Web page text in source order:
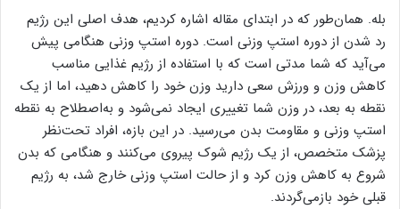
بله. همان‌طور که در ابتدای مقاله اشاره کردیم، هدف اصلی این رژیم
رد شدن از دوره استپ وزنی است. دوره استپ وزنی هنگامی پیش
می‌آید که شما مدتی است که با استفاده از رژیم غذایی مناسب
کاهش وزن و ورزش سعی دارید وزن خود را کاهش دهید، اما از یک
نقطه به بعد، در وزن شما تغییری ایجاد نمی‌شود و به‌اصطلاح به نقطه
استپ وزنی و مقاومت بدن می‌رسید. در این بازه، افراد تحت‌نظر
پزشک متخصص، از یک رژیم شوک پیروی می‌کنند و هنگامی که بدن
شروع به کاهش وزن کرد و از حالت استپ وزنی خارج شد، به رژیم
قبلی خود بازمی‌گردند.